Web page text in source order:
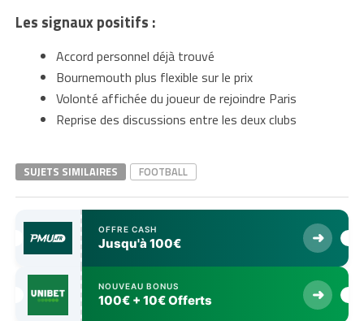
Les signaux positifs :
Accord personnel déjà trouvé
Bournemouth plus flexible sur le prix
Volonté affichée du joueur de rejoindre Paris
Reprise des discussions entre les deux clubs
SUJETS SIMILAIRES FOOTBALL
OFFRE CASH
Jusqu'à 100€ ➜
NOUVEAU BONUS
100€ + 10€ Offerts ➜